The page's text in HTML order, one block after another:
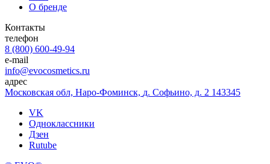
О бренде
Контакты
телефон
8 (800) 600-49-94
e-mail
info@evocosmetics.ru
адрес
Московская обл, Наро-Фоминск, д. Софьино, д. 2 143345
VK
Одноклассники
Дзен
Rutube